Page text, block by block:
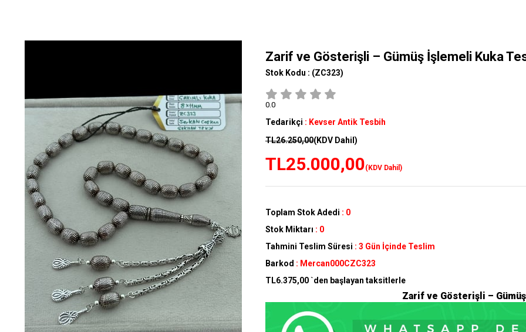
Zarif ve Gösterişli – Gümüş İşlemeli Kuka
Stok Kodu : (ZC323)
0.0
Tedarikçi : Kevser Antik Tesbih
TL26.250,00(KDV Dahil)
TL25.000,00(KDV Dahil)
Toplam Stok Adedi : 0
Stok Miktarı : 0
Tahmini Teslim Süresi : 3 Gün İçinde Teslim
Barkod : Mercan000CZC323
TL6.375,00`den başlayan taksitlerle
Zarif ve Gösterişli –